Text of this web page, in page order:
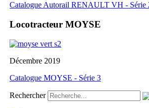
Catalogue Autorail RENAULT VH - Série
Locotracteur MOYSE
Décembre 2019
Catalogue MOYSE - Série 3
Rechercher